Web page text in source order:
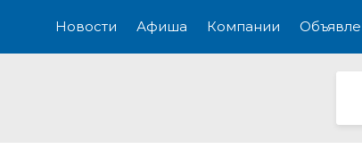
Новости Афиша Компании